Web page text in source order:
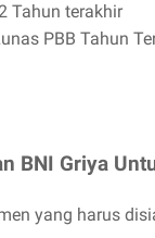
Tahun terakhir
PBB Tahun
BNI Griya
yang harus